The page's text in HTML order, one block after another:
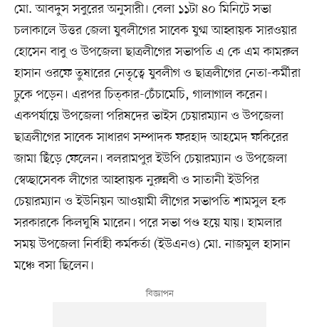
মো. আবদুস সবুরের অনুসারী। বেলা ১১টা ৪০ মিনিটে সভা
চলাকালে উত্তর জেলা যুবলীগের সাবেক যুগ্ম আহ্বায়ক সারওয়ার
হোসেন বাবু ও উপজেলা ছাত্রলীগের সভাপতি এ কে এম কামরুল
হাসান ওরফে তুষারের নেতৃত্বে যুবলীগ ও ছাত্রলীগের নেতা-কর্মীরা
ঢুকে পড়েন। এরপর চিত্কার-চেঁচামেচি, গালাগাল করেন।
একপর্যায়ে উপজেলা পরিষদের ভাইস চেয়ারম্যান ও উপজেলা
ছাত্রলীগের সাবেক সাধারণ সম্পাদক ফরহাদ আহমেদ ফকিরের
জামা ছিঁড়ে ফেলেন। বলরামপুর ইউপি চেয়ারম্যান ও উপজেলা
স্বেচ্ছাসেবক লীগের আহ্বায়ক নুরুন্নবী ও সাতানী ইউপির
চেয়ারম্যান ও ইউনিয়ন আওয়ামী লীগের সভাপতি শামসুল হক
সরকারকে কিলঘুষি মারেন। পরে সভা পণ্ড হয়ে যায়। হামলার
সময় উপজেলা নির্বাহী কর্মকর্তা (ইউএনও) মো. নাজমুল হাসান
মঞ্চে বসা ছিলেন।